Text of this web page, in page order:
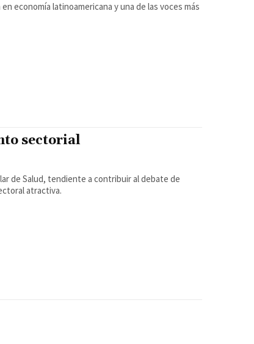
economía latinoamericana y una de las voces más
sectorial
de Salud, tendiente a contribuir al debate de
atractiva.